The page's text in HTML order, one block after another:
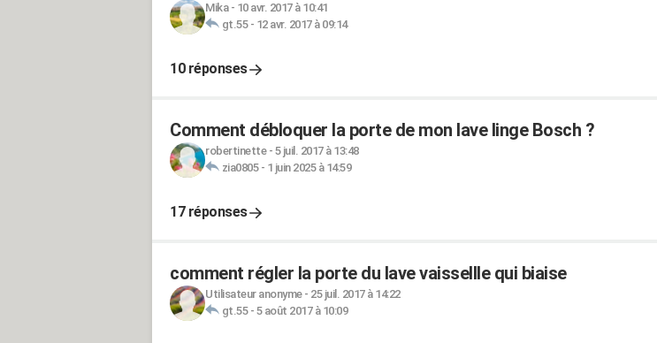
Mika- 10 avr. 2017 à 10:41
gt.55- 12 avr. 2017 à 09:14
10 réponses
Comment débloquer la porte de mon lave linge Bosch ?
robertinette- 5 juil. 2017 à 13:48
zia0805- 1 juin 2025 à 14:59
17 réponses
comment régler la porte du lave vaissellle qui biaise
Utilisateur anonyme- 25 juil. 2017 à 14:22
gt.55- 5 août 2017 à 10:09